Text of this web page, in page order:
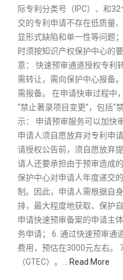
际专利分类号（IPC）、和
交的专利申请不存在低质量
显形式缺陷和单一性等问题
时须按知识产权保护中心的
意： 快速预审通道授权专利
需转让，需向保护中心报备
需报备。 在申请快审过程中
“禁止著录项目变更”，包括“
示： 申请预审服务可以加快
申请人须自愿放弃对专利申
请授权公告前，须自愿放弃
请人还要承担由于预审造成
保护中心对申请人年度递交
制。因此，申请人需根据自
排，最大程度地获取、保护
申请快速预审备案的申请主
务申请； 6. 通过快速预审通
费用，预估在3000元左右。
（GTEC）。…
Read More